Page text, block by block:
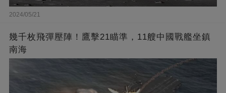
2024/05/21
幾千枚飛彈壓陣！鷹擊21瞄準，11艘中國戰艦坐鎮
南海